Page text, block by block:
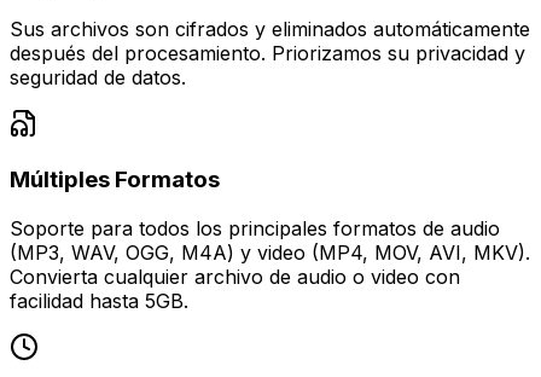
Sus archivos son cifrados y eliminados automáticamente
después del procesamiento. Priorizamos su privacidad y
seguridad de datos.
Múltiples Formatos
Soporte para todos los principales formatos de audio
(MP3, WAV, OGG, M4A) y video (MP4, MOV, AVI, MKV).
Convierta cualquier archivo de audio o video con
facilidad hasta 5GB.